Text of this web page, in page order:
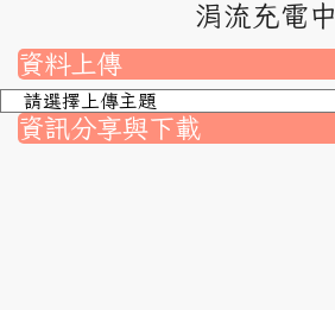
涓流充電中
資料上傳
資訊分享與下載